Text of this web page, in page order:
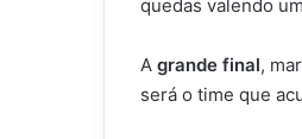
quedas valendo
A grande final,
será o time que